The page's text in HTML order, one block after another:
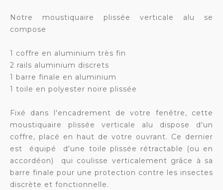
Notre moustiquaire plissée verticale alu se
compose
1 coffre en aluminium très fin
2 rails aluminium discrets
1 barre finale en aluminium
1 toile en polyester noire plissée
Fixé dans l'encadrement de votre fenêtre, cette
moustiquaire plissée verticale alu dispose d'un
coffre, placé en haut de votre ouvrant. Ce dernier
est équipé d'une toile plissée rétractable (ou en
accordéon) qui coulisse verticalement grâce à sa
barre finale pour une protection contre les insectes
discrète et fonctionnelle.